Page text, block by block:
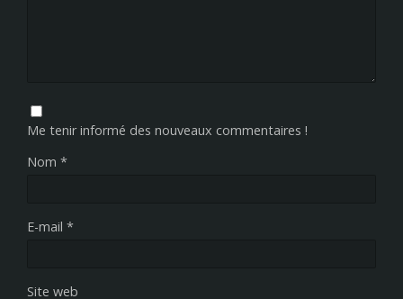
Me tenir informé des nouveaux commentaires !
Nom *
E-mail *
Site web